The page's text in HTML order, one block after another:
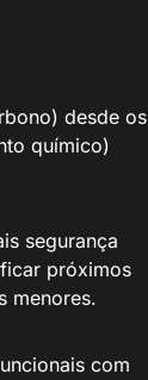
desde os
químico)
segurança
próximos
menores.
com